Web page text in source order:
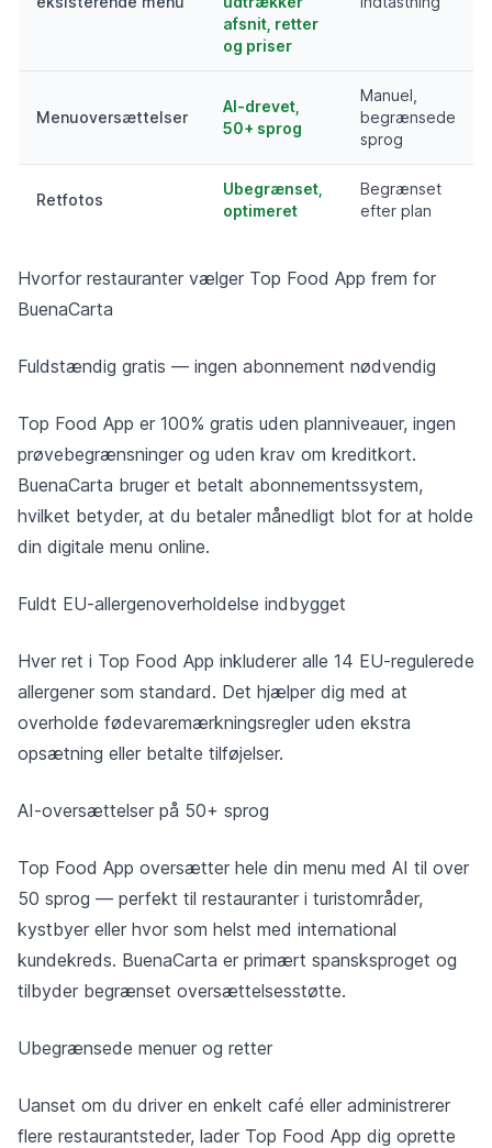
afsnit, retter
og priser
Menuoversættelser
AI-drevet,
50+ sprog
Manuel,
begrænsede
sprog
Retfotos
Ubegrænset,
optimeret
Begrænset
efter plan
Hvorfor restauranter vælger Top Food App frem for
BuenaCarta
Fuldstændig gratis — ingen abonnement nødvendig
Top Food App er 100% gratis uden planniveauer, ingen
prøvebegrænsninger og uden krav om kreditkort.
BuenaCarta bruger et betalt abonnementssystem,
hvilket betyder, at du betaler månedligt blot for at holde
din digitale menu online.
Fuldt EU-allergenoverholdelse indbygget
Hver ret i Top Food App inkluderer alle 14 EU-regulerede
allergener som standard. Det hjælper dig med at
overholde fødevaremærkningsregler uden ekstra
opsætning eller betalte tilføjelser.
AI-oversættelser på 50+ sprog
Top Food App oversætter hele din menu med AI til over
50 sprog — perfekt til restauranter i turistområder,
kystbyer eller hvor som helst med international
kundekreds. BuenaCarta er primært spansksproget og
tilbyder begrænset oversættelsesstøtte.
Ubegrænsede menuer og retter
Uanset om du driver en enkelt café eller administrerer
flere restaurantsteder, lader Top Food App dig oprette